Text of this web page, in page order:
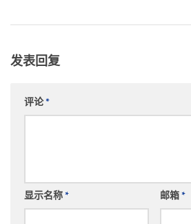
发表回复
评论*
显示名称* 邮箱*